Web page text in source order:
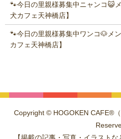
🐾今日の里親様募集中ニャンコ😺
犬カフェ天神橋店】
🐾今日の里親様募集中ワンコ🐶メ
カフェ天神橋店】
Copyright © HOGOKEN CAFE®